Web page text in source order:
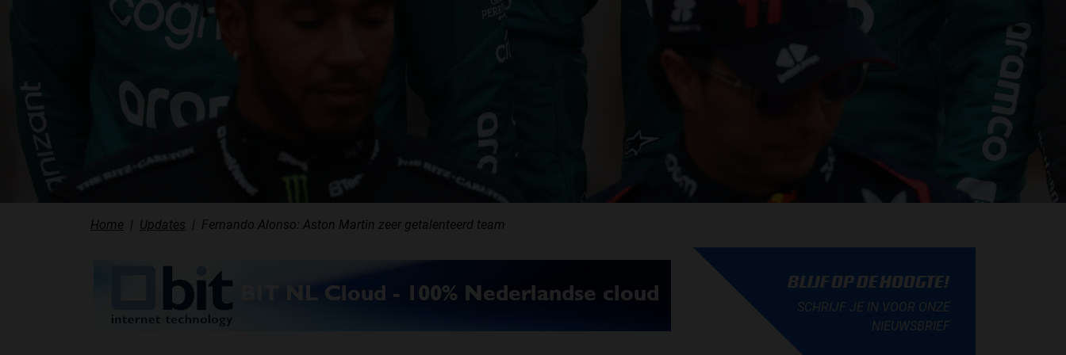
Home Updates Fernando Alonso: Aston Martin zeer getalenteerd team
BLIJF OP DE HOOGTE!
SCHRIJF JE IN VOOR ONZE
NIEUWSBRIEF